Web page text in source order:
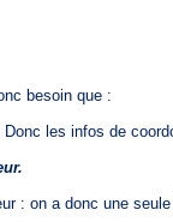
besoin que :
les infos de
on a donc une seule